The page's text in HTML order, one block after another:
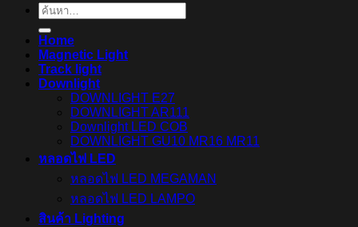
ค้นหา:
Home
Magnetic Light
Track light
Downlight
DOWNLIGHT E27
DOWNLIGHT AR111
Downlight LED COB
DOWNLIGHT GU10 MR16 MR11
หลอดไฟ LED
หลอดไฟ LED MEGAMAN
หลอดไฟ LED LAMPO
สินค้า Lighting